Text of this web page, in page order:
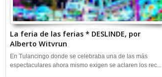
La feria de las ferias * DESLINDE, por
Alberto Witvrun
En Tulancingo donde se celebraba una de las más
espectaculares ahora mismo exigen se aclaren los rec...